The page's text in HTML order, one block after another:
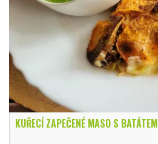
KUŘECÍ ZAPEČENÉ MASO S BATÁTEM